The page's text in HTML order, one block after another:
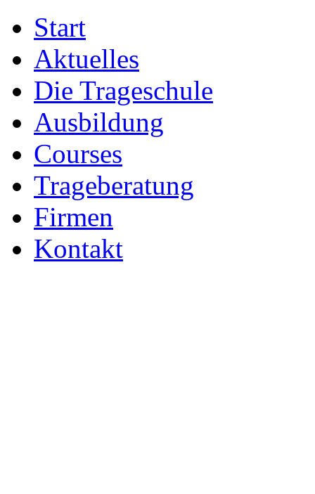
Start
Aktuelles
Die Trageschule
Ausbildung
Courses
Trageberatung
Firmen
Kontakt